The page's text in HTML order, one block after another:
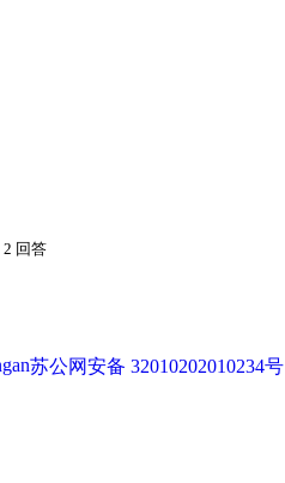
2 回答
苏公网安备 32010202010234号